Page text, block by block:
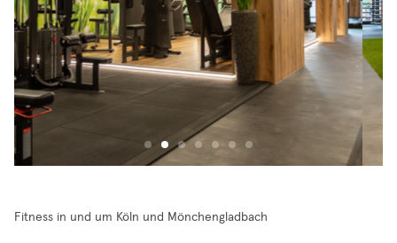
Fitness in und um Köln und Mönchengladbach